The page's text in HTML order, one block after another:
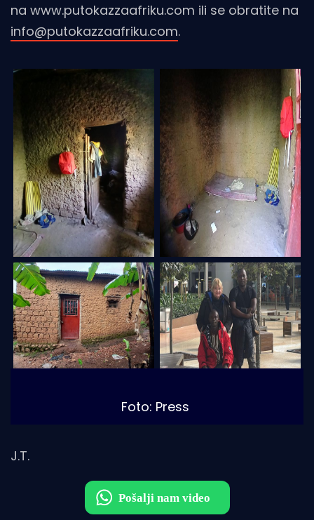
na www.putokazzaafriku.com ili se obratite na
info@putokazzaafriku.com.
Foto: Press
J.T.